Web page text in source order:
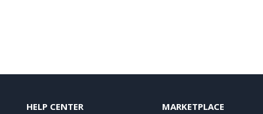
HELP CENTER MARKETPLACE